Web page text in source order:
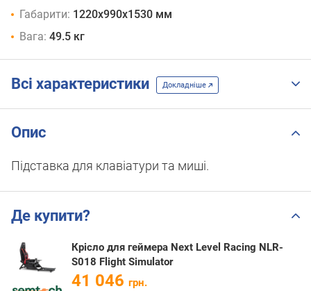
Габарити: 1220x990x1530 мм
Вага: 49.5 кг
Всі характеристики Докладніше
Опис
Підставка для клавіатури та миші.
Де купити?
Крісло для геймера Next Level Racing NLR-
S018 Flight Simulator
41 046 грн.